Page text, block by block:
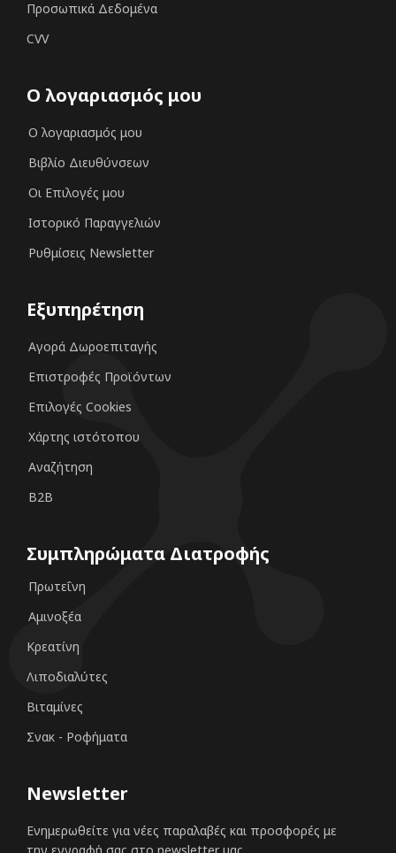
Προσωπικά Δεδομένα
CVV
Ο λογαριασμός μου
Ο λογαριασμός μου
Βιβλίο Διευθύνσεων
Οι Επιλογές μου
Ιστορικό Παραγγελιών
Ρυθμίσεις Newsletter
Εξυπηρέτηση
Αγορά Δωροεπιταγής
Επιστροφές Προϊόντων
Επιλογές Cookies
Χάρτης ιστότοπου
Αναζήτηση
B2B
Συμπληρώματα Διατροφής
Πρωτεΐνη
Αμινοξέα
Κρεατίνη
Λιποδιαλύτες
Βιταμίνες
Σνακ - Ροφήματα
Newsletter
Ενημερωθείτε για νέες παραλαβές και προσφορές με